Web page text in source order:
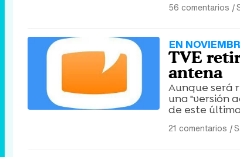
56 comentarios |
EN
TVE
antena
Aunque será
una "versión
de este
21 comentarios |